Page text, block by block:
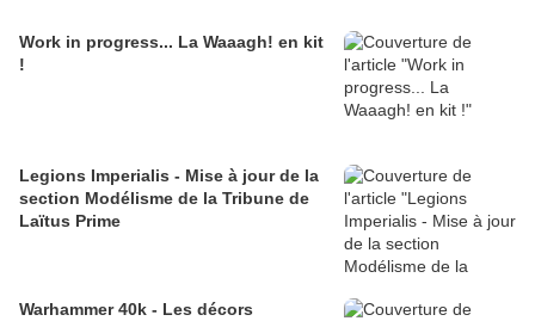
Work in progress... La Waaagh! en kit
!
Legions Imperialis - Mise à jour de la
section Modélisme de la Tribune de
Laïtus Prime
Warhammer 40k - Les décors